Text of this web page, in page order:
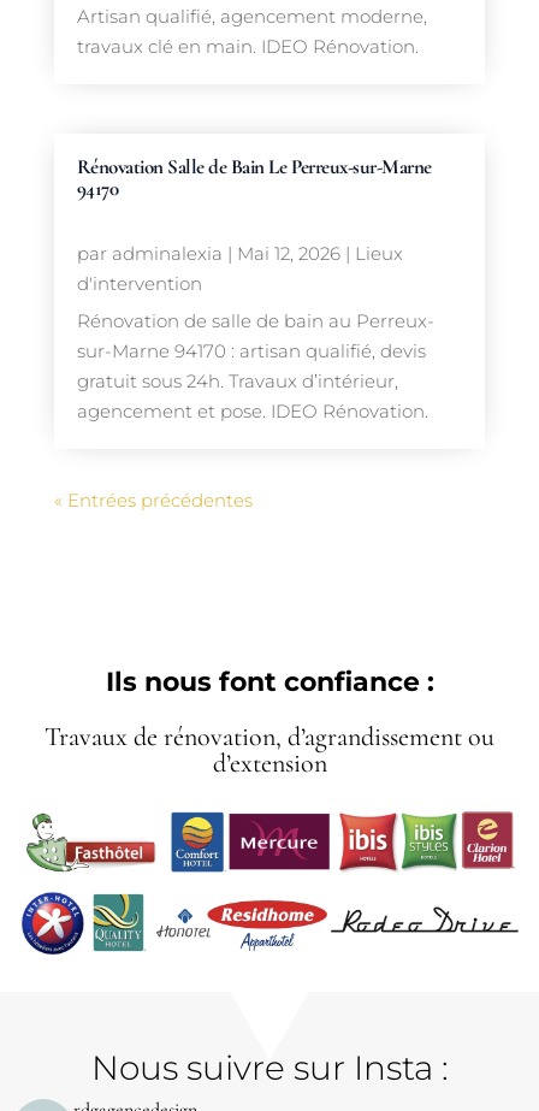
Artisan qualifié, agencement moderne,
travaux clé en main. IDEO Rénovation.
Rénovation Salle de Bain Le Perreux-sur-Marne
94170
par adminalexia | Mai 12, 2026| Lieux
d'intervention
Rénovation de salle de bain au Perreux-
sur-Marne 94170 : artisan qualifié, devis
gratuit sous 24h. Travaux d’intérieur,
agencement et pose. IDEO Rénovation.
« Entrées précédentes
Ils nous font confiance :
Travaux de rénovation, d’agrandissement ou
d’extension
Nous suivre sur Insta :